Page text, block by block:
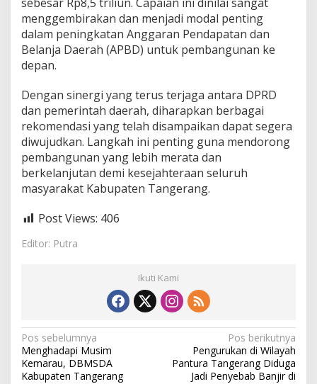
menggembirakan dan menjadi modal penting
dalam peningkatan Anggaran Pendapatan dan
Belanja Daerah (APBD) untuk pembangunan ke
depan.
Dengan sinergi yang terus terjaga antara DPRD
dan pemerintah daerah, diharapkan berbagai
rekomendasi yang telah disampaikan dapat segera
diwujudkan. Langkah ini penting guna mendorong
pembangunan yang lebih merata dan
berkelanjutan demi kesejahteraan seluruh
masyarakat Kabupaten Tangerang.
Post Views: 406
Editor: Putra
Ikuti Kami
N
a
Pos sebelumnya
Menghadapi Musim
Kemarau, DBMSDA
Kabupaten Tangerang
Pos berikutnya
Pengurukan di Wilayah
Pantura Tangerang Diduga
Jadi Penyebab Banjir di